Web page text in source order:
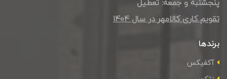
تقویم کاری کالامهر در سال ۱۴۰4
برندها
آکفیکس